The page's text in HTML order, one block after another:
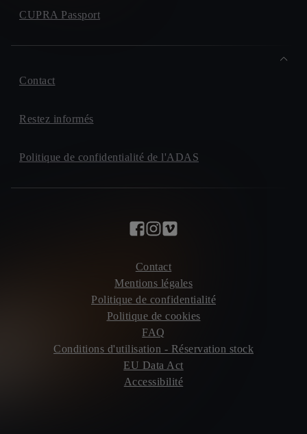
CUPRA Passport
Contact
Restez informés
Politique de confidentialité de l'ADAS
Contact
Mentions légales
Politique de confidentialité
Politique de cookies
FAQ
Conditions d'utilisation - Réservation stock
EU Data Act
Accessibilité